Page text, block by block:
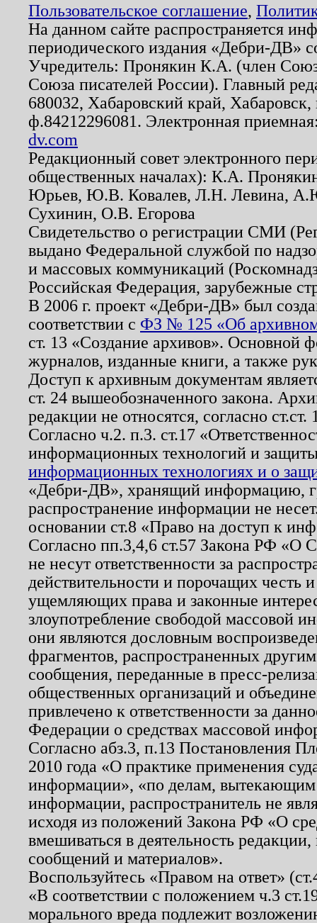
Пользовательское соглашение,
На данном сайте распространяется
периодического издания «Дебри-ДВ»
Учредитель: Пронякин К.А. (член
Союза писателей России). Главный
680032, Хабаровский край,
ф.84212296081. Электронная
dv.com
Редакционный совет электронного
общественных началах): К.А.
Юрьев, Ю.В. Ковалев, Л.Н. Левина,
Сухинин, О.В. Егорова
Свидетельство о регистрации СМИ
выдано Федеральной службой по
и массовых коммуникаций
Российская Федерация, зарубежные
В 2006 г. проект «Дебри-ДВ» был
соответствии с ФЗ № 125 «Об
ст. 13 «Создание архивов». Основной
журналов, изданные книги, а также
Доступ к архивным документам
ст. 24 вышеобозначенного закона.
редакции не относятся, согласно
Согласно ч.2. п.3. ст.17
информационных технологий и
информационных технологиях и о
«Дебри-ДВ», хранящий информацию,
распространение информации не
основании ст.8 «Право на доступ к
Согласно пп.3,4,6 ст.57 Закона РФ «О
не несут ответственности за
действительности и порочащих честь
ущемляющих права и законные
злоупотребление свободой массовой
они являются дословным
фрагментов, распространенных
сообщения, переданные в пресс-
общественных организаций и
привлечено к ответственности за
Федерации о средствах массовой
Согласно абз.3, п.13 Постановления
2010 года «О практике применения
информации», «по делам, вытекающим
информации, распространитель не
исходя из положений Закона РФ «О
вмешиваться в деятельность
сообщений и материалов».
Воспользуйтесь «Правом на ответ»
«В соответствии с положением ч.3
морального вреда подлежит